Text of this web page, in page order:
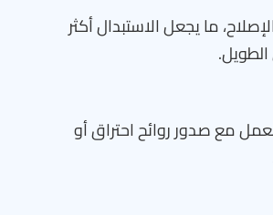
ما يجعل الاستبدال أكثر
مع صدور روائح احتراق أو